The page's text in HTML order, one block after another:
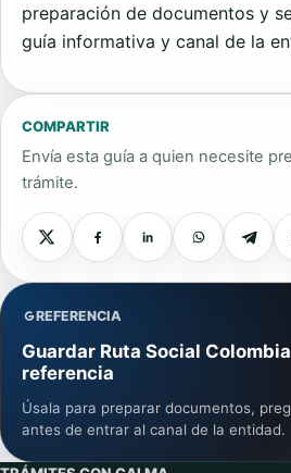
preparación de documentos y
guía informativa y canal de la
COMPARTIR
Envía esta guía a quien necesite
trámite.
REFERENCIA
Guardar Ruta Social
referencia
Úsala para preparar documentos,
antes de entrar al canal de la entidad.